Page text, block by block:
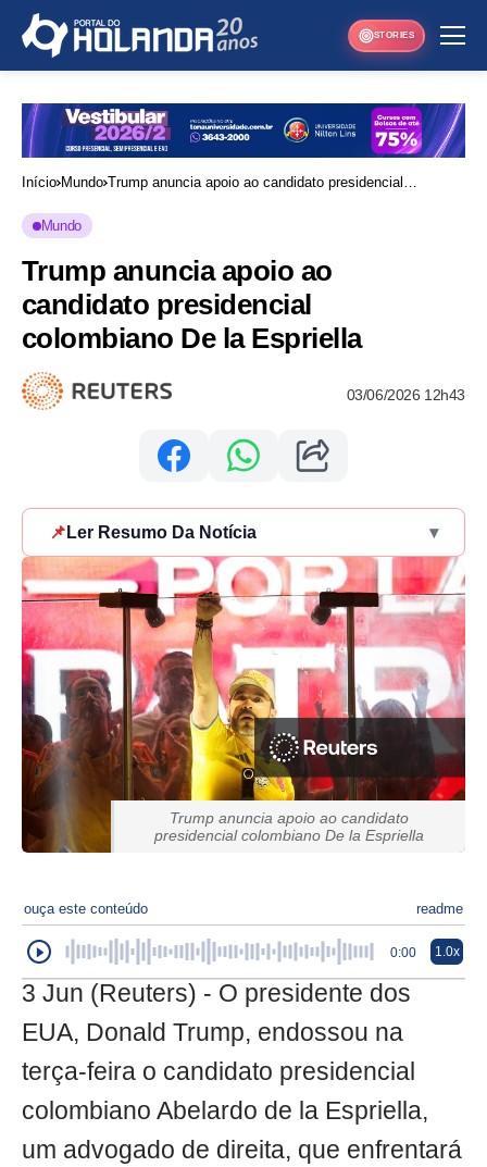
STORIES
Início Mundo Trump anuncia apoio ao candidato presidencial
Mundo
Trump anuncia apoio ao
candidato presidencial
colombiano De la Espriella
03/06/2026 12h43
📌 Ler Resumo Da Notícia ▾
Trump anuncia apoio ao candidato
presidencial colombiano De la Espriella
ouça este conteúdo readme
0:00 1.0x
3 Jun (Reuters) - O presidente dos
EUA, Donald Trump, endossou na
terça-feira o candidato presidencial
colombiano Abelardo de la Espriella,
um advogado de direita, que enfrentará